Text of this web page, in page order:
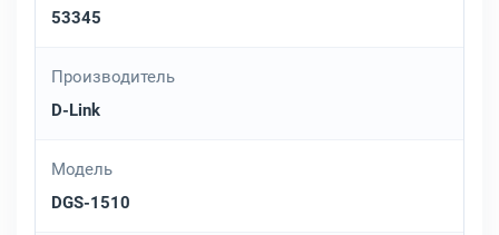
53345
Производитель
D-Link
Модель
DGS-1510